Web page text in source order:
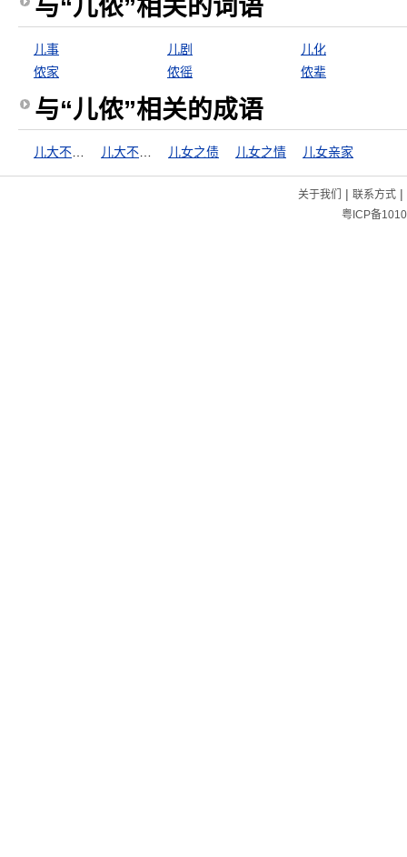
与“儿侬”相关的词语
儿事 儿剧
儿化
侬家
侬徭 侬辈
与“儿侬”相关的成语
儿女之债 儿女之情 儿女亲家
关于我们 | 联系方式|
粤ICP备